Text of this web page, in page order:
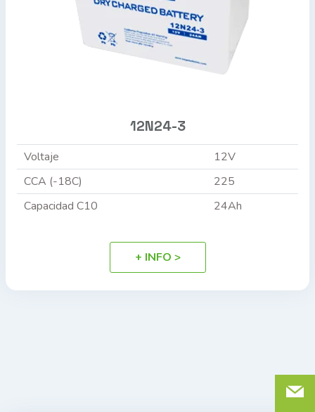
12N24-3
Voltaje
12V
CCA (-18C)
225
Capacidad C10
24Ah
+ INFO >